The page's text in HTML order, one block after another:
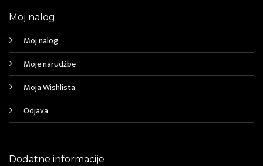
Moj nalog
Moj nalog
Moje narudžbe
Moja Wishlista
Odjava
Dodatne informacije